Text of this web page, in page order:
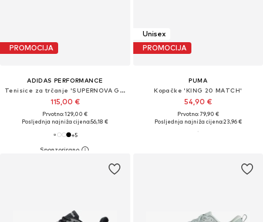
PROMOCIJA
ADIDAS PERFORMANCE
Tenisice za trčanje 'SUPERNOVA GLIDE'
115,00 €
Prvotno: 129,00 €
Posljednja najniža cijena:56,18 €
+5
Unisex
PROMOCIJA
PUMA
Kopačke 'KING 20 MATCH'
54,90 €
Prvotno: 79,90 €
Posljednja najniža cijena:23,96 €